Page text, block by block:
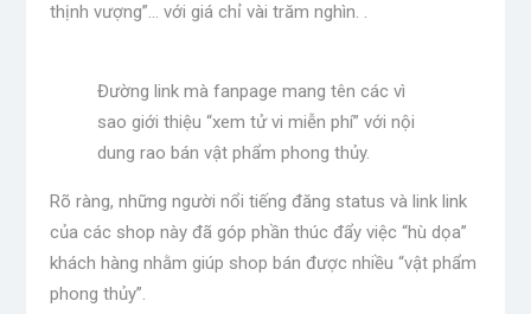
thịnh vượng”… với giá chỉ vài trăm nghìn. .
Đường link mà fanpage mang tên các vì
sao giới thiệu “xem tử vi miễn phí” với nội
dung rao bán vật phẩm phong thủy.
Rõ ràng, những người nổi tiếng đăng status và link link
của các shop này đã góp phần thúc đẩy việc “hù dọa”
khách hàng nhằm giúp shop bán được nhiều “vật phẩm
phong thủy”.